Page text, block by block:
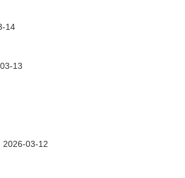
入一个良好的写作
14
13
2026-03-12